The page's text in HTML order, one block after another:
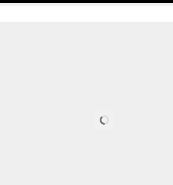
Loading…